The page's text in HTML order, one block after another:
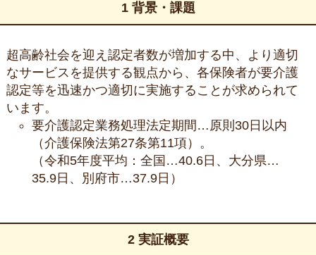
1 背景・課題
超高齢社会を迎え認定者数が増加する中、より適切
なサービスを提供する観点から、各保険者が要介護
認定等を迅速かつ適切に実施することが求められて
います。
要介護認定業務処理法定期間…原則30日以内
（介護保険法第27条第11項）。
（令和5年度平均：全国…40.6日、大分県…
35.9日、別府市…37.9日）
2 実証概要